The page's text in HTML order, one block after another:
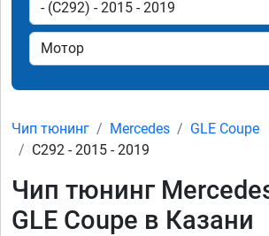
Чип тюнинг Mercedes
GLE Coupe
C292 - 2015 - 2019
Чип тюнинг
GLE Coupe в Казани